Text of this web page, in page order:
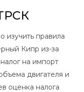
изучить правила
Кипр из-за
на импорт
двигателя и
оценка налога